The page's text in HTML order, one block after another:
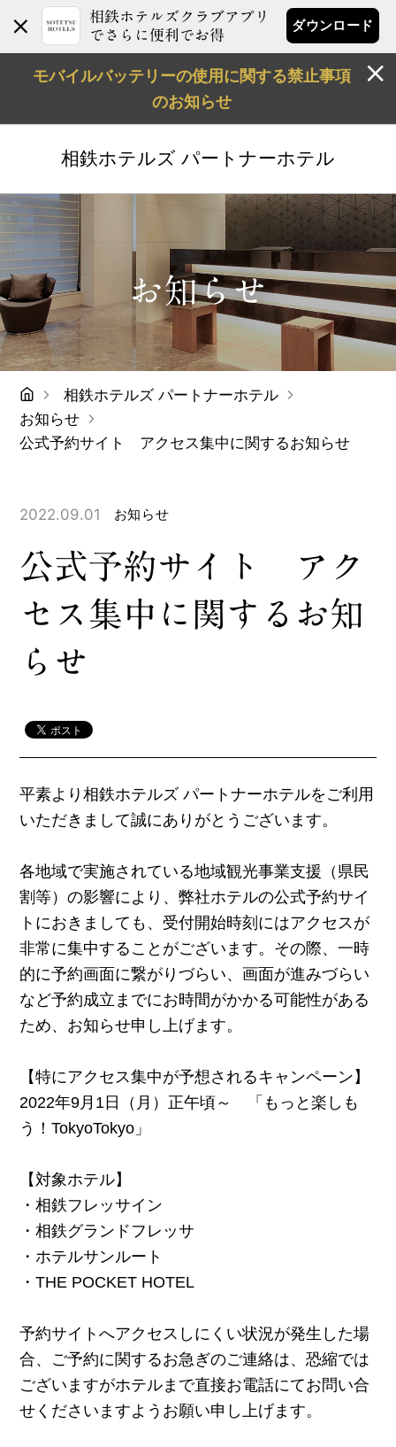
相鉄ホテルズクラブアプリ
でさらに便利でお得
ダウンロード
モバイルバッテリーの使用に関する禁止事項
のお知らせ
相鉄ホテルズ パートナーホテル
お知らせ
相鉄ホテルズ パートナーホテル
お知らせ
公式予約サイト アクセス集中に関するお知らせ
2022.09.01 お知らせ
公式予約サイト アク
セス集中に関するお知
らせ
平素より相鉄ホテルズ パートナーホテルをご利用
いただきまして誠にありがとうございます。
各地域で実施されている地域観光事業支援（県民
割等）の影響により、弊社ホテルの公式予約サイ
トにおきましても、受付開始時刻にはアクセスが
非常に集中することがございます。その際、一時
的に予約画面に繋がりづらい、画面が進みづらい
など予約成立までにお時間がかかる可能性がある
ため、お知らせ申し上げます。
【特にアクセス集中が予想されるキャンペーン】
2022年9月1日（月）正午頃～ 「もっと楽しも
う！TokyoTokyo」
【対象ホテル】
・相鉄フレッサイン
・相鉄グランドフレッサ
・ホテルサンルート
・THE POCKET HOTEL
予約サイトへアクセスしにくい状況が発生した場
合、ご予約に関するお急ぎのご連絡は、恐縮では
ございますがホテルまで直接お電話にてお問い合
せくださいますようお願い申し上げます。